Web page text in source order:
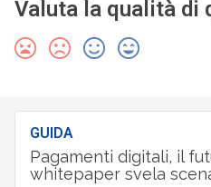
Valuta la qualità di
GUIDA
Pagamenti digitali, il
whitepaper svela